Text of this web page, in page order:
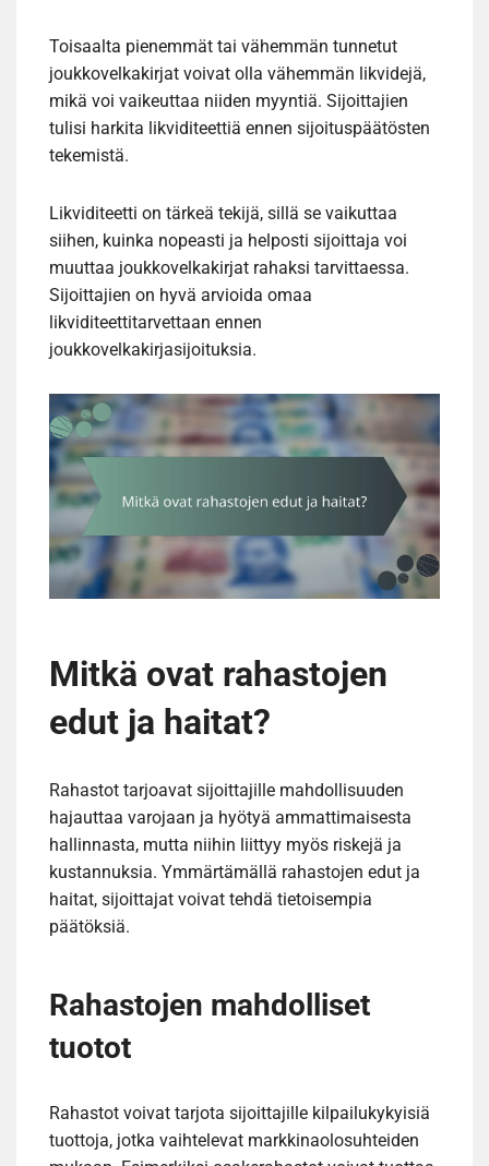
Toisaalta pienemmät tai vähemmän tunnetut
joukkovelkakirjat voivat olla vähemmän likvidejä,
mikä voi vaikeuttaa niiden myyntiä. Sijoittajien
tulisi harkita likviditeettiä ennen sijoituspäätösten
tekemistä.
Likviditeetti on tärkeä tekijä, sillä se vaikuttaa
siihen, kuinka nopeasti ja helposti sijoittaja voi
muuttaa joukkovelkakirjat rahaksi tarvittaessa.
Sijoittajien on hyvä arvioida omaa
likviditeettitarvettaan ennen
joukkovelkakirjasijoituksia.
Mitkä ovat rahastojen
edut ja haitat?
Rahastot tarjoavat sijoittajille mahdollisuuden
hajauttaa varojaan ja hyötyä ammattimaisesta
hallinnasta, mutta niihin liittyy myös riskejä ja
kustannuksia. Ymmärtämällä rahastojen edut ja
haitat, sijoittajat voivat tehdä tietoisempia
päätöksiä.
Rahastojen mahdolliset
tuotot
Rahastot voivat tarjota sijoittajille kilpailukykyisiä
tuottoja, jotka vaihtelevat markkinaolosuhteiden